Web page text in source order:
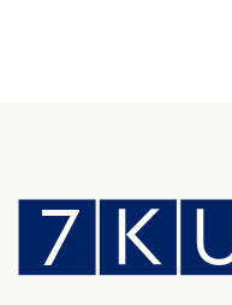
Алматы қалалық
алынатын салық
берді